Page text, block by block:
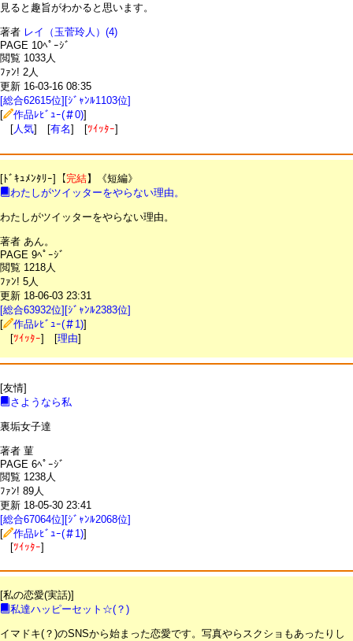
見ると趣旨がわかると思います。
著者 レイ（玉菅玲人）(4)
PAGE 10ﾍﾟｰｼﾞ
閲覧 1033人
ﾌｧﾝ! 2人
更新 16-03-16 08:35
[総合62615位][ｼﾞｬﾝﾙ1103位]
[
作品ﾚﾋﾞｭｰ(＃0)]
[人気] [有名] [ﾂｲｯﾀｰ]
[ﾄﾞｷｭﾒﾝﾀﾘｰ]【完結】《短編》
わたしがツイッターをやらない理由。
わたしがツイッターをやらない理由。
著者 あん。
PAGE 9ﾍﾟｰｼﾞ
閲覧 1218人
ﾌｧﾝ! 5人
更新 18-06-03 23:31
[総合63932位][ｼﾞｬﾝﾙ2383位]
[
作品ﾚﾋﾞｭｰ(＃1)]
[ﾂｲｯﾀｰ] [理由]
[友情]
さようなら私
裏垢女子達
著者 菫
PAGE 6ﾍﾟｰｼﾞ
閲覧 1238人
ﾌｧﾝ! 89人
更新 18-05-30 23:41
[総合67064位][ｼﾞｬﾝﾙ2068位]
[
作品ﾚﾋﾞｭｰ(＃1)]
[ﾂｲｯﾀｰ]
[私の恋愛(実話)]
私達ハッピーセット☆(？)
イマドキ(？)のSNSから始まった恋愛です。写真やらスクショもあったりし